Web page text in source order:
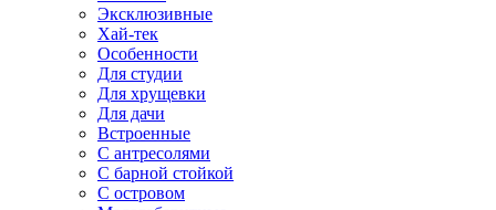
Эксклюзивные
Хай-тек
Особенности
Для студии
Для хрущевки
Для дачи
Встроенные
С антресолями
С барной стойкой
С островом